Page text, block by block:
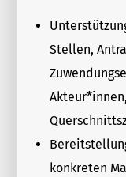
Stellen,
konkreten